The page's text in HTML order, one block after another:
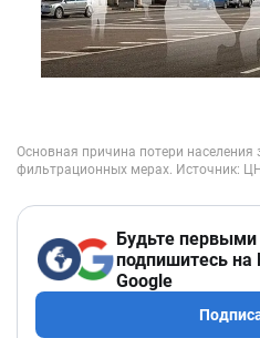
Будьте первыми
подпишитесь на
Google